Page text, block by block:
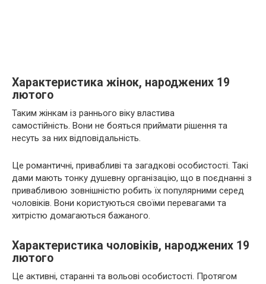
Характеристика жінок, народжених 19
лютого
Таким жінкам із раннього віку властива
самостійність. Вони не бояться приймати рішення та
несуть за них відповідальність.
Це романтичні, привабливі та загадкові особистості. Такі
дами мають тонку душевну організацію, що в поєднанні з
привабливою зовнішністю робить їх популярними серед
чоловіків. Вони користуються своїми перевагами та
хитрістю домагаються бажаного.
Характеристика чоловіків, народжених 19
лютого
Це активні, старанні та вольові особистості. Протягом